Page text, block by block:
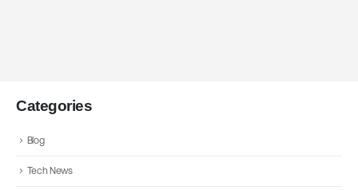
Categories
Blog
Tech News